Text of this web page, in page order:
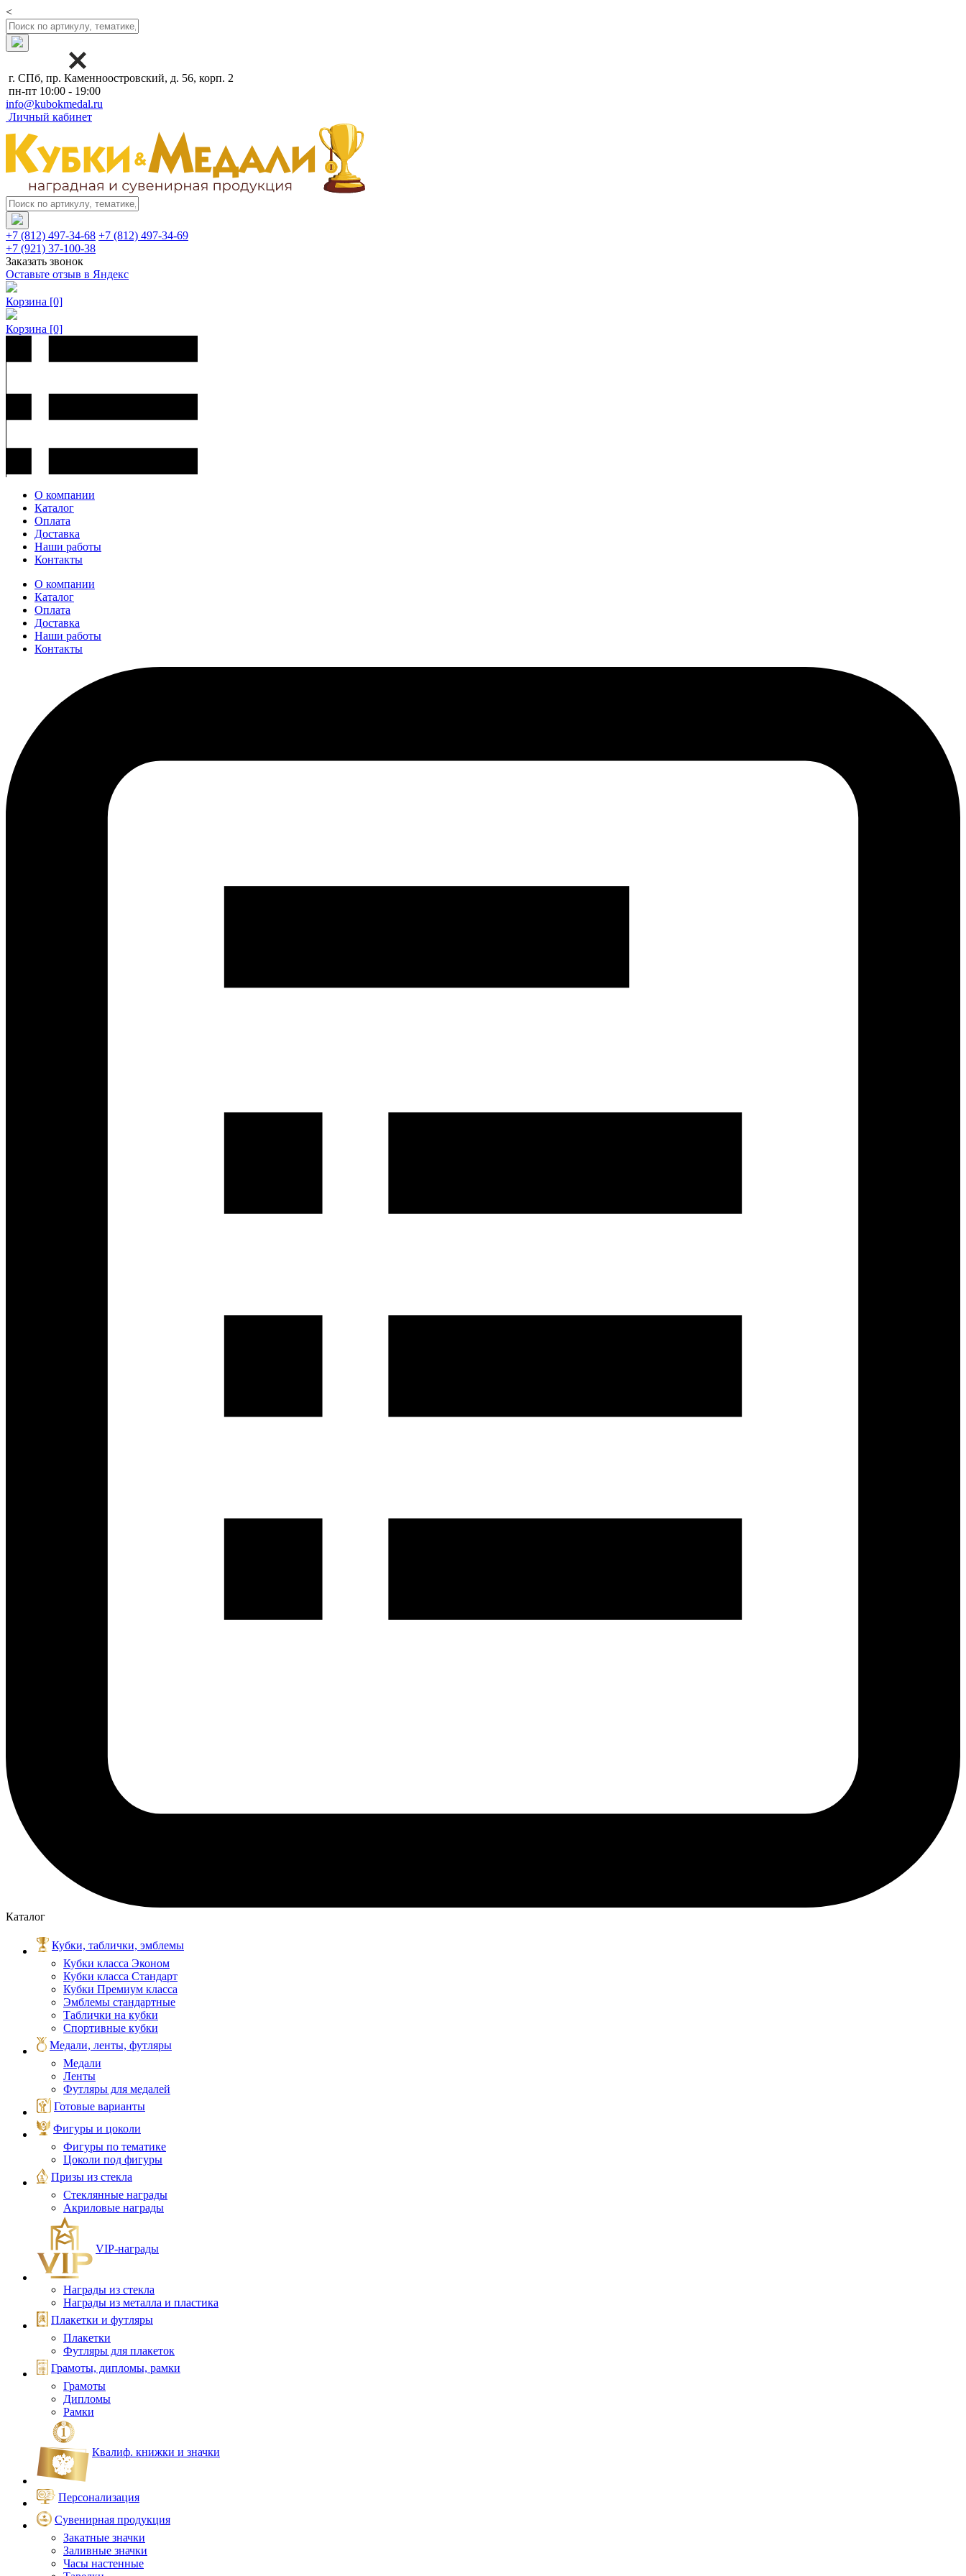
<
г. СПб, пр. Каменноостровский, д. 56, корп. 2
пн-пт 10:00 - 19:00
info@kubokmedal.ru
Личный кабинет
+7 (812) 497-34-68 +7 (812) 497-34-69
+7 (921) 37-100-38
Заказать звонок
Оставьте отзыв в Яндекс
Корзина [0]
Корзина [0]
О компании
Каталог
Оплата
Доставка
Наши работы
Контакты
О компании
Каталог
Оплата
Доставка
Наши работы
Контакты
Каталог
Кубки, таблички, эмблемы
Кубки класса Эконом
Кубки класса Стандарт
Кубки Премиум класса
Эмблемы стандартные
Таблички на кубки
Спортивные кубки
Медали, ленты, футляры
Медали
Ленты
Футляры для медалей
Готовые варианты
Фигуры и цоколи
Фигуры по тематике
Цоколи под фигуры
Призы из стекла
Стеклянные награды
Акриловые награды
VIP‑награды
Награды из стекла
Награды из металла и пластика
Плакетки и футляры
Плакетки
Футляры для плакеток
Грамоты, дипломы, рамки
Грамоты
Дипломы
Рамки
Квалиф. книжки и значки
Персонализация
Сувенирная продукция
Закатные значки
Заливные значки
Часы настенные